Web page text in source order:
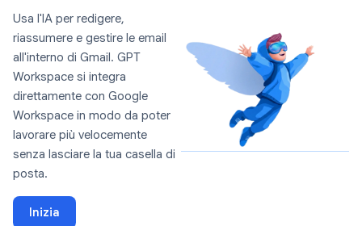
Usa l'IA per redigere,
riassumere e gestire le email
all'interno di Gmail. GPT
Workspace si integra
direttamente con Google
Workspace in modo da poter
lavorare più velocemente
senza lasciare la tua casella di
posta.
Inizia